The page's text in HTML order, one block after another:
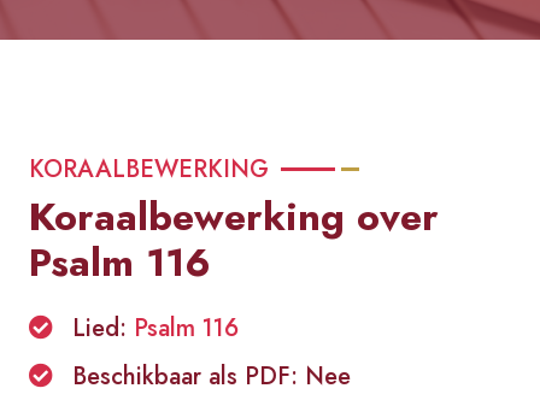
KORAALBEWERKING
Koraalbewerking over
Psalm 116
Lied: Psalm 116
Beschikbaar als PDF: Nee